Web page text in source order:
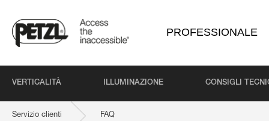
PROFESSIONALE
VERTICALITÀ ILLUMINAZIONE CONSIGLI
Servizio clienti FAQ